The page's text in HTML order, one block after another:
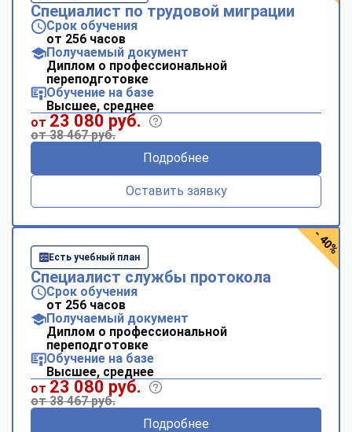
Специалист по трудовой миграции
Срок обучения
от 256 часов
Получаемый документ
Диплом о профессиональной
переподготовке
Обучение на базе
Высшее, среднее
от 23 080 руб.
от 38 467 руб.
Подробнее
Оставить заявку
Есть учебный план
Специалист службы протокола
Срок обучения
от 256 часов
Получаемый документ
Диплом о профессиональной
переподготовке
Обучение на базе
Высшее, среднее
от 23 080 руб.
от 38 467 руб.
Подробнее
- 40%